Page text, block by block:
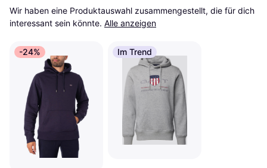
Wir haben eine Produktauswahl zusammengestellt, die für dich
interessant sein könnte. Alle anzeigen
-24% Im Trend